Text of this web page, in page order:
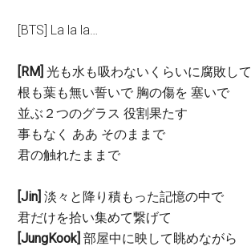
[BTS] La la la…
[RM]光も水も吸わないくらいに腐敗して
根も葉も無い誓いで 胸の傷を 塞いで
並ぶ２つのグラス 役割果たす
事もなく ああ そのままで
君の触れたままで
[Jin]淡々と降り積もった記憶の中で
君だけを拾い集めて繋げて
[JungKook] 部屋中に映して眺めながら